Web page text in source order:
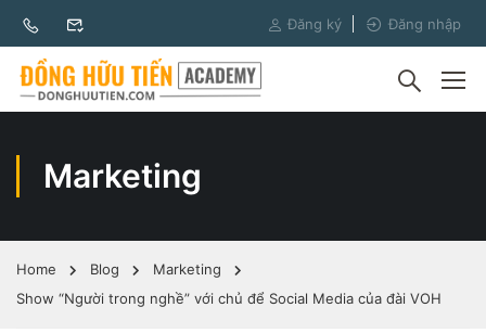
Đăng ký Đăng nhập
Marketing
Home Blog
Marketing
Show “Người trong nghề” với chủ để Social Media của đài VOH